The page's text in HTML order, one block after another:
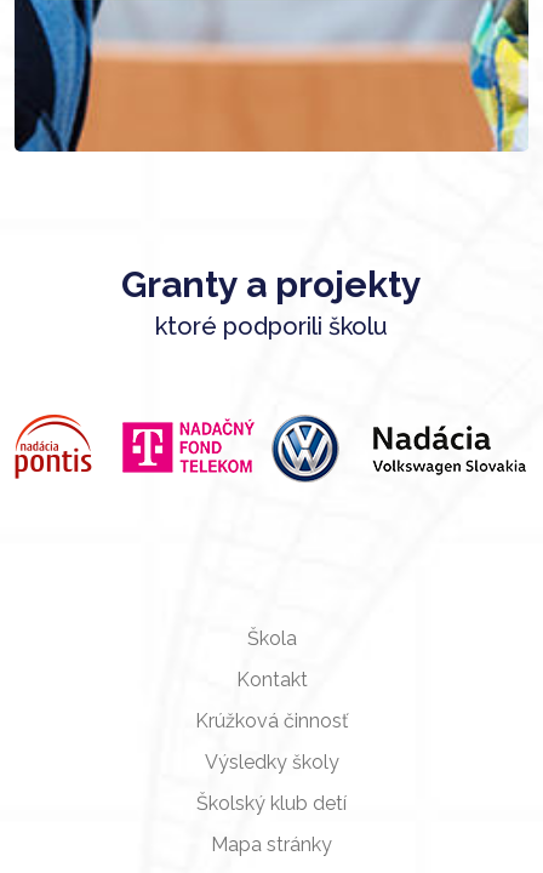
Granty a projekty
ktoré podporili školu
Škola
Kontakt
Krúžková činnosť
Výsledky školy
Školský klub detí
Mapa stránky